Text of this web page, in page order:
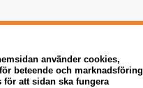
använder cookies,
beteende och marknadsföring
att sidan ska fungera